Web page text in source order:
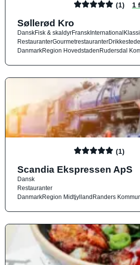
(1) 1
Søllerød Kro
DanskFisk & skaldyrFranskInternational
RestauranterGourmetrestauranter
DanmarkRegion HovedstadenRudersdal
(1)
Scandia Ekspressen ApS
Dansk
Restauranter
DanmarkRegion MidtjyllandRanders